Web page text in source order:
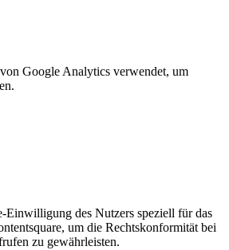
Google Analytics verwendet, um
Einwilligung des Nutzers speziell für das
um die Rechtskonformität bei
zu gewährleisten.